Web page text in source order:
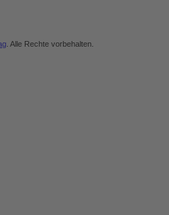
. Alle Rechte vorbehalten.